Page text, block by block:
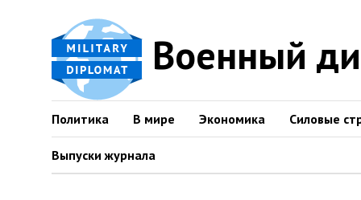
Военный
Политика В мире Экономика Силовые
Выпуски журнала